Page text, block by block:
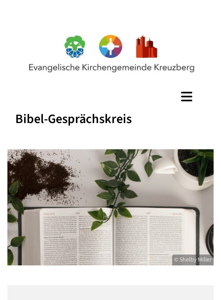
Bibel-Gesprächskreis
© Shelby Miller